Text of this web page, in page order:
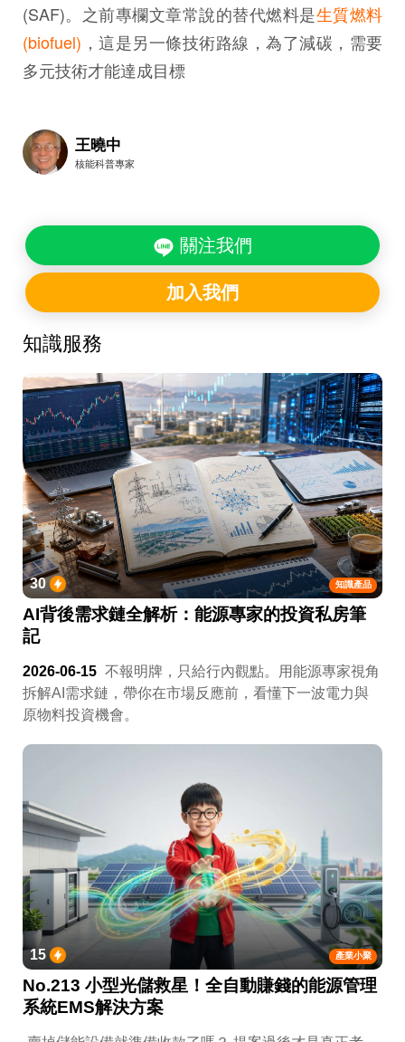
(SAF)。之前專欄文章常說的替代燃料是生質燃料
(biofuel) ，這是另一條技術路線，為了減碳，需要
多元技術才能達成目標
王曉中
核能科普專家
關注我們
加入我們
知識服務
知識產品
30
AI背後需求鏈全解析：能源專家的投資私房筆
記
2026-06-15 不報明牌，只給行內觀點。用能源專家視角
拆解AI需求鏈，帶你在市場反應前，看懂下一波電力與
原物料投資機會。
產業小聚
15
No.213 小型光儲救星！全自動賺錢的能源管理
系統EMS解決方案